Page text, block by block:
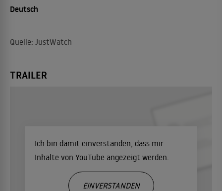
Deutsch
Quelle: JustWatch
TRAILER
Ich bin damit einverstanden, dass mir
Inhalte von YouTube angezeigt werden.
EINVERSTANDEN